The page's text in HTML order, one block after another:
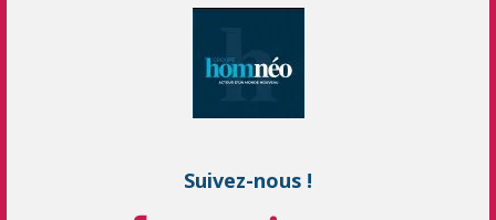
Suivez-nous !